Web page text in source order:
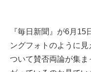
『毎日新聞』が6月15
ングフォトのように
ついて賛否両論が集